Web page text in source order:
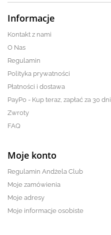
Informacje
Kontakt z nami
O Nas
Regulamin
Polityka prywatności
Płatności i dostawa
PayPo - Kup teraz, zapłać za 30 dni
Zwroty
FAQ
Moje konto
Regulamin Andżela Club
Moje zamówienia
Moje adresy
Moje informacje osobiste